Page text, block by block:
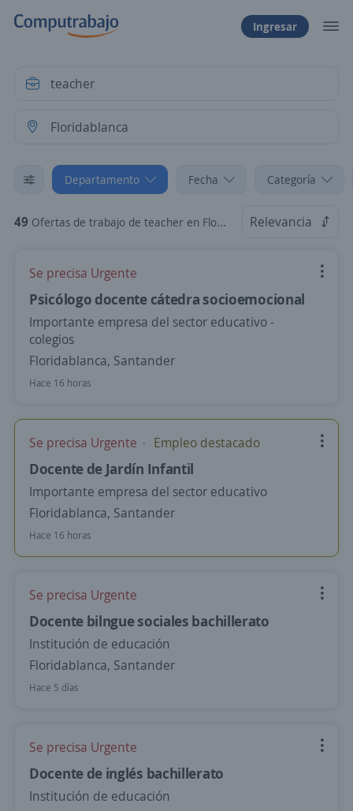
Ingresar
Departamento Fecha Categoría
49 Ofertas de trabajo de teacher en Floridablanca, Santander Relevancia
Se precisa Urgente
Psicólogo docente cátedra socioemocional
Importante empresa del sector educativo -
colegios
Floridablanca, Santander
Hace 16 horas
Se precisa Urgente Empleo destacado
Docente de Jardín Infantil
Importante empresa del sector educativo
Floridablanca, Santander
Hace 16 horas
Se precisa Urgente
Docente bilngue sociales bachillerato
Institución de educación
Floridablanca, Santander
Hace 5 días
Se precisa Urgente
Docente de inglés bachillerato
Institución de educación